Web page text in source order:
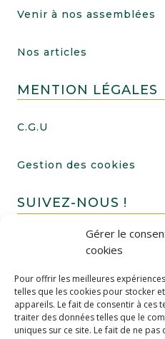
Gérer le
cookies
Pour offrir les meilleures
telles que les cookies pour stocker
appareils. Le fait de consentir à ces
traiter des données telles que le
uniques sur ce site. Le fait de ne
Venir à nos assemblées
Nos articles
MENTION LÉGALES
C.G.U
Gestion des cookies
SUIVEZ-NOUS !